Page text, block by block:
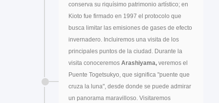
conserva su riquísimo patrimonio artístico; en
Kioto fue firmado en 1997 el protocolo que
busca limitar las emisiones de gases de efecto
invernadero. Incluiremos una visita de los
principales puntos de la ciudad. Durante la
visita conoceremos Arashiyama, veremos el
Puente Togetsukyo, que significa "puente que
cruza la luna", desde donde se puede admirar
un panorama maravilloso. Visitaremos